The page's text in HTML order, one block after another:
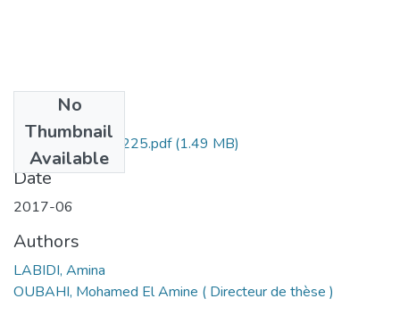
No
Thumbnail
Available
LABIDI AMINA -225.pdf(1.49 MB)
Date
2017-06
Authors
LABIDI, Amina
OUBAHI, Mohamed El Amine ( Directeur de thèse )